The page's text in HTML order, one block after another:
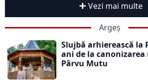
Vezi mai multe
Argeș
Slujbă arhierească la
ani de la
Pârvu Mutu